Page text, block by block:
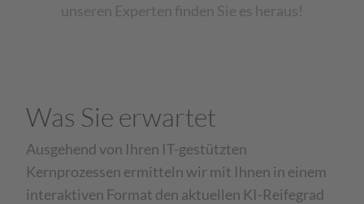
unseren Experten finden Sie es heraus!
Was Sie erwartet
Ausgehend von Ihren IT-gestützten
Kernprozessen ermitteln wir mit Ihnen in einem
interaktiven Format den aktuellen KI-Reifegrad